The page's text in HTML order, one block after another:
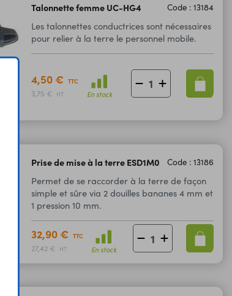
Talonnette femme UC-HG4 Code : 13184
Les talonnettes conductrices sont nécessaires
pour relier à la terre le personnel mobile.
4,50 € TTC
3,75 € HT En stock
Prise de mise à la terre ESD1M0 Code : 13186
Permet de se raccorder à la terre de façon
simple et sûre via 2 douilles bananes 4 mm et
1 pression 10 mm.
32,90 € TTC
27,42 € HT En stock